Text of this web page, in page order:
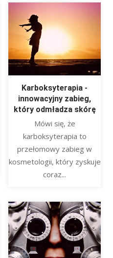
Karboksyterapia -
innowacyjny zabieg,
który odmładza skórę
Mówi się, że
karboksyterapia to
przełomowy zabieg w
kosmetologii, który zyskuje
coraz...